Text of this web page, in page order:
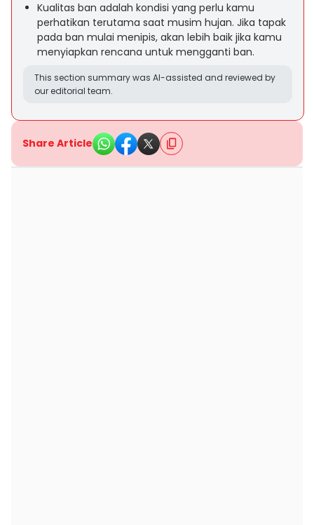
Kualitas ban adalah kondisi yang perlu kamu
perhatikan terutama saat musim hujan. Jika tapak
pada ban mulai menipis, akan lebih baik jika kamu
menyiapkan rencana untuk mengganti ban.
This section summary was AI-assisted and reviewed by
our editorial team.
Share Article